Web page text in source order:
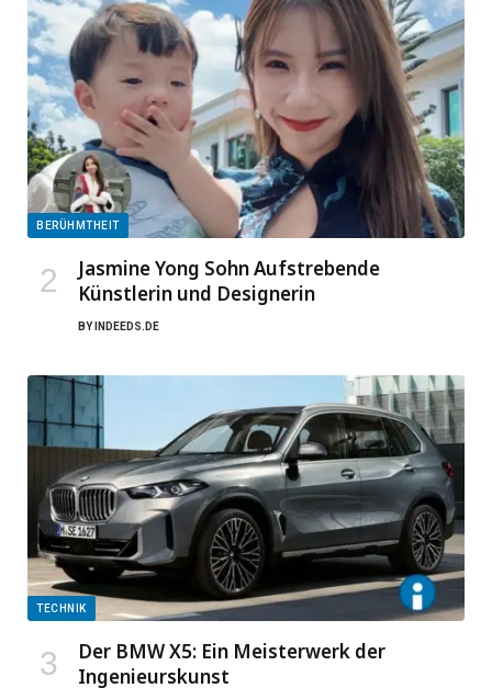
BERÜHMTHEIT
Jasmine Yong Sohn Aufstrebende
Künstlerin und Designerin
BY INDEEDS.DE
TECHNIK
Der BMW X5: Ein Meisterwerk der
Ingenieurskunst